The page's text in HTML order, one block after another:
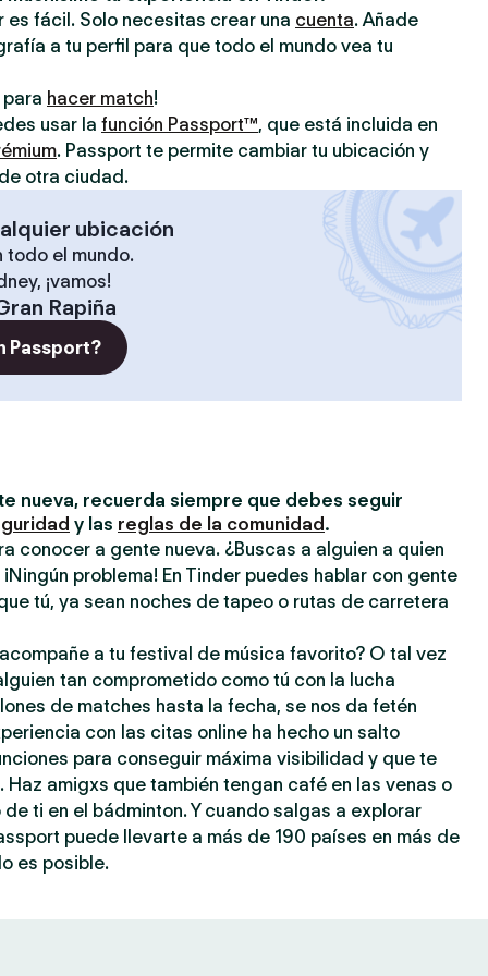
es fácil. Solo necesitas crear una cuenta. Añade
a tu perfil para que todo el mundo vea tu
para hacer match!
usar la función Passport™, que está incluida en
. Passport te permite cambiar tu ubicación y
otra ciudad.
ubicación
todo el mundo.
¡vamos!
Rapiña
Passport?
nueva, recuerda siempre que debes seguir
y las reglas de la comunidad .
conocer a gente nueva. ¿Buscas a alguien a quien
problema! En Tinder puedes hablar con gente
tú, ya sean noches de tapeo o rutas de carretera
a tu festival de música favorito? O tal vez
tan comprometido como tú con la lucha
de matches hasta la fecha, se nos da fetén
con las citas online ha hecho un salto
para conseguir máxima visibilidad y que te
amigxs que también tengan café en las venas o
ti en el bádminton. Y cuando salgas a explorar
puede llevarte a más de 190 países en más de
es posible.